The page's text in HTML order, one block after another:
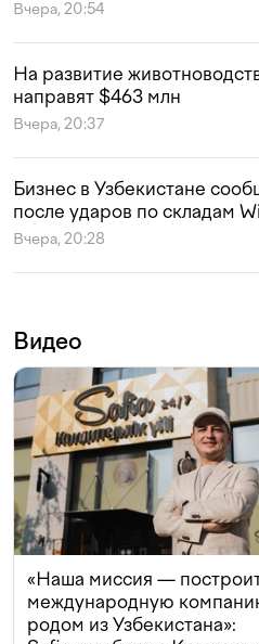
Вчера, 20:54
На развитие
направят $463 млн
Вчера, 20:37
Бизнес в Узбекистане
после ударов по складам
Вчера, 20:28
Видео
«Наша миссия —
международную
родом из Узбекистана»: